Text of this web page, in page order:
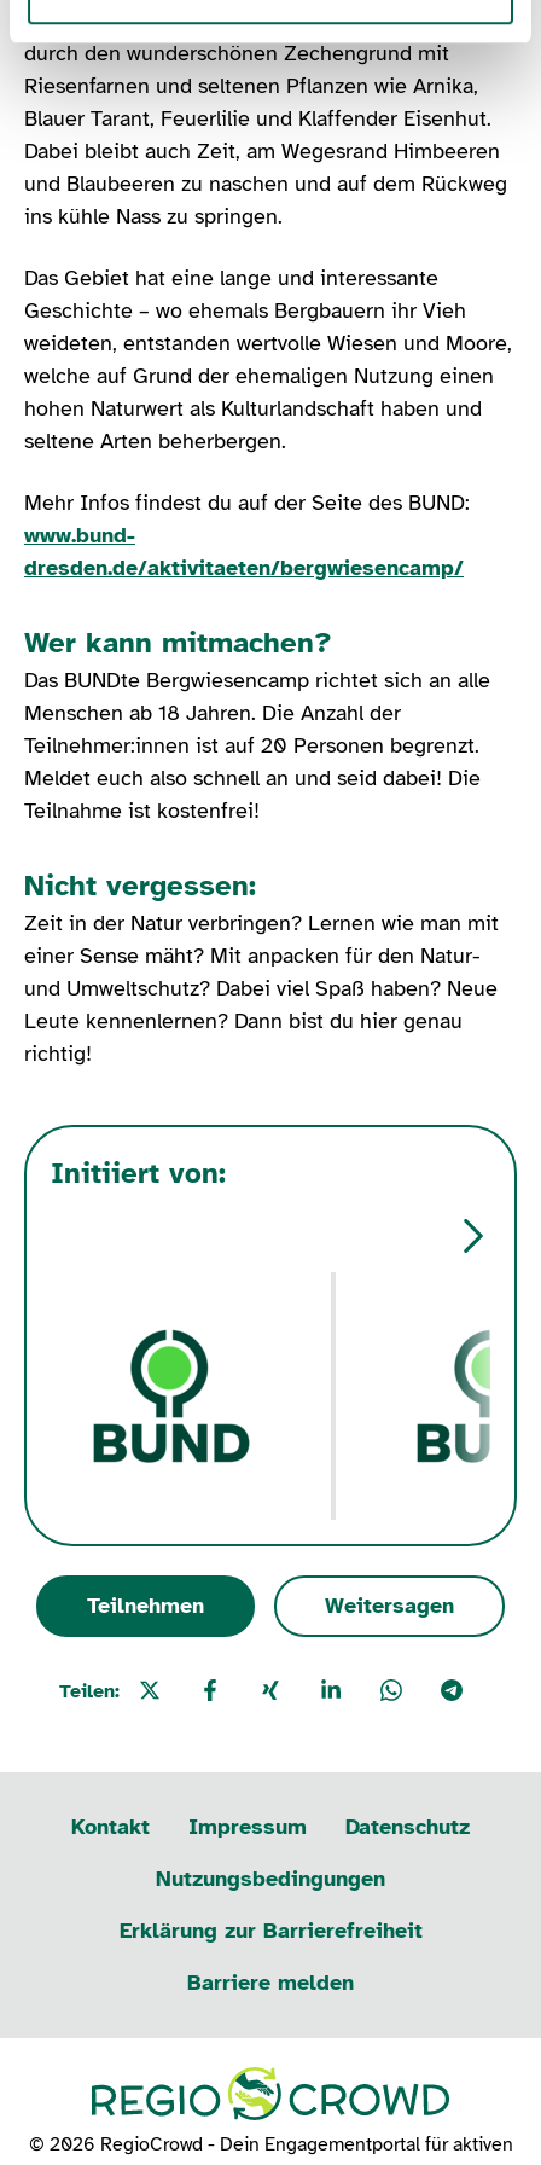
täglichen Weg zu den Pflegeflächen wandern wir
durch den wunderschönen Zechengrund mit
Riesenfarnen und seltenen Pflanzen wie Arnika,
Blauer Tarant, Feuerlilie und Klaffender Eisenhut.
Dabei bleibt auch Zeit, am Wegesrand Himbeeren
und Blaubeeren zu naschen und auf dem Rückweg
ins kühle Nass zu springen.
Das Gebiet hat eine lange und interessante
Geschichte – wo ehemals Bergbauern ihr Vieh
weideten, entstanden wertvolle Wiesen und Moore,
welche auf Grund der ehemaligen Nutzung einen
hohen Naturwert als Kulturlandschaft haben und
seltene Arten beherbergen.
Mehr Infos findest du auf der Seite des BUND:
www.bund-
dresden.de/aktivitaeten/bergwiesencamp/
Wer kann mitmachen?
Das BUNDte Bergwiesencamp richtet sich an alle
Menschen ab 18 Jahren. Die Anzahl der
Teilnehmer:innen ist auf 20 Personen begrenzt.
Meldet euch also schnell an und seid dabei! Die
Teilnahme ist kostenfrei!
Nicht vergessen:
Zeit in der Natur verbringen? Lernen wie man mit
einer Sense mäht? Mit anpacken für den Natur-
und Umweltschutz? Dabei viel Spaß haben? Neue
Leute kennenlernen? Dann bist du hier genau
richtig!
Initiiert von:
Teilnehmen Weitersagen
Teilen:
Kontakt Impressum
Datenschutz
Nutzungsbedingungen
Erklärung zur Barrierefreiheit
Barriere melden
© 2026 RegioCrowd - Dein Engagementportal für aktiven